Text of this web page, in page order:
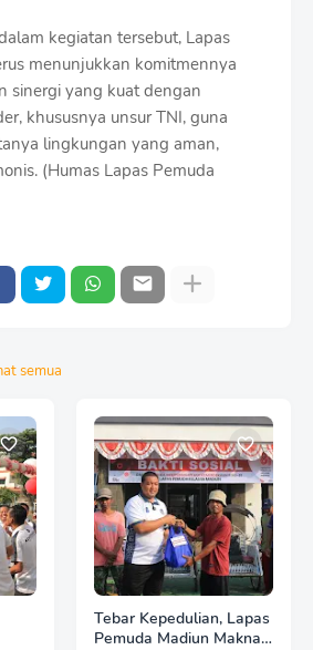
kegiatan tersebut, Lapas
menunjukkan komitmennya
sinergi yang kuat dengan
khususnya unsur TNI, guna
lingkungan yang aman,
(Humas Lapas Pemuda
semua
Tebar Kepedulian, Lapas
Pemuda Madiun Maknai